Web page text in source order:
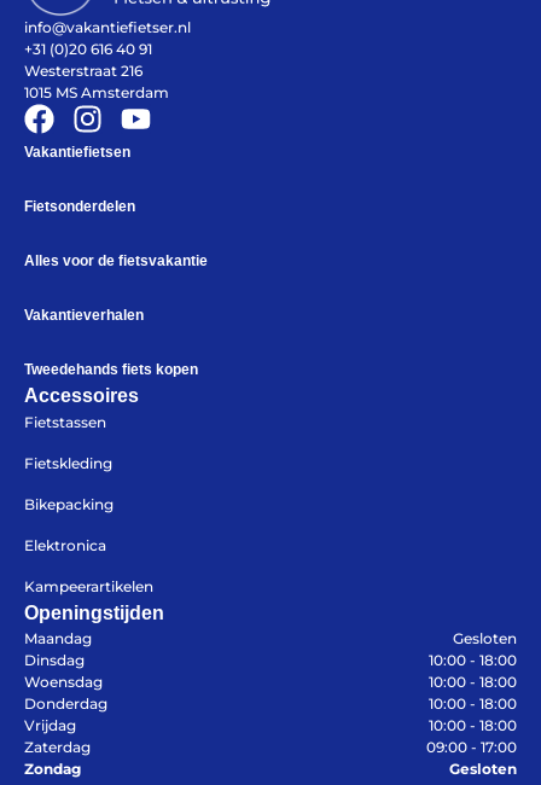
info@vakantiefietser.nl
+31 (0)20 616 40 91
Westerstraat 216
1015 MS Amsterdam
Vakantiefietsen
Fietsonderdelen
Alles voor de fietsvakantie
Vakantieverhalen
Tweedehands fiets kopen
Accessoires
Fietstassen
Fietskleding
Bikepacking
Elektronica
Kampeerartikelen
Openingstijden
Maandag
Gesloten
Dinsdag
10:00 - 18:00
Woensdag
10:00 - 18:00
Donderdag
10:00 - 18:00
Vrijdag
10:00 - 18:00
Zaterdag
09:00 - 17:00
Zondag
Gesloten